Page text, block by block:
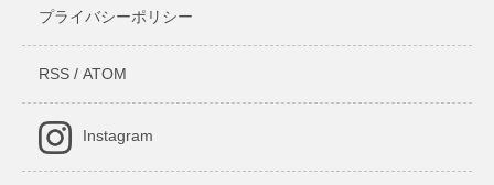
プライバシーポリシー
RSS/ ATOM
Instagram